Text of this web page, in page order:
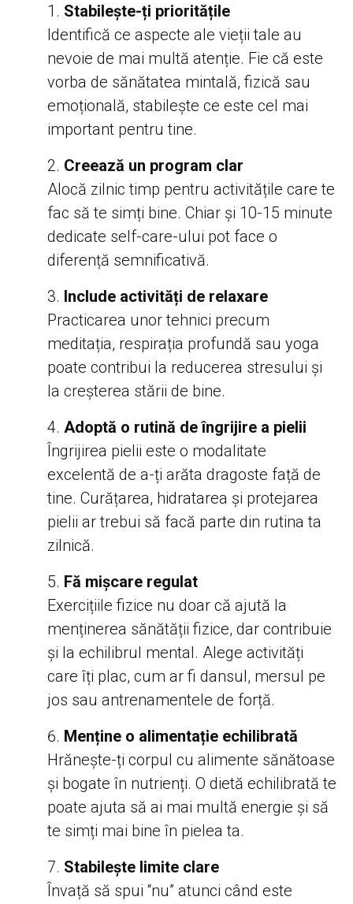
Stabilește-ți prioritățile
Identifică ce aspecte ale vieții tale au
nevoie de mai multă atenție. Fie că este
vorba de sănătatea mintală, fizică sau
emoțională, stabilește ce este cel mai
important pentru tine.
Creează un program clar
Alocă zilnic timp pentru activitățile care te
fac să te simți bine. Chiar și 10-15 minute
dedicate self-care-ului pot face o
diferență semnificativă.
Include activități de relaxare
Practicarea unor tehnici precum
meditația, respirația profundă sau yoga
poate contribui la reducerea stresului și
la creșterea stării de bine.
Adoptă o rutină de îngrijire a pielii
Îngrijirea pielii este o modalitate
excelentă de a-ți arăta dragoste față de
tine. Curățarea, hidratarea și protejarea
pielii ar trebui să facă parte din rutina ta
zilnică.
Fă mișcare regulat
Exercițiile fizice nu doar că ajută la
menținerea sănătății fizice, dar contribuie
și la echilibrul mental. Alege activități
care îți plac, cum ar fi dansul, mersul pe
jos sau antrenamentele de forță.
Menține o alimentație echilibrată
Hrănește-ți corpul cu alimente sănătoase
și bogate în nutrienți. O dietă echilibrată te
poate ajuta să ai mai multă energie și să
te simți mai bine în pielea ta.
Stabilește limite clare
Învață să spui “nu” atunci când este